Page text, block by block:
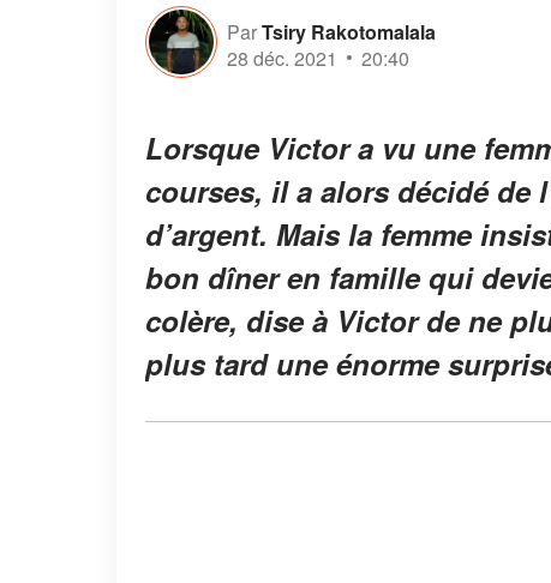
ParTsiry Rakotomalala
28 déc. 2021
20:40
Lorsque Victor a vu une
courses, il a alors décidé de
d’argent. Mais la femme
bon dîner en famille qui
colère, dise à Victor de ne
plus tard une énorme